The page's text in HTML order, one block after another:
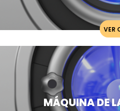
VER
MÁQUINA DE